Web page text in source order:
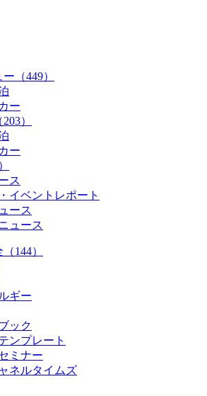
（449）
ー
）
ー
ス
イベントレポート
ース
ュース
144）
ギー
ック
ンプレート
ミナー
ネルタイムズ